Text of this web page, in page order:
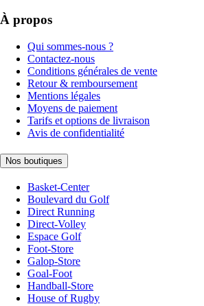
À propos
Qui sommes-nous ?
Contactez-nous
Conditions générales de vente
Retour & remboursement
Mentions légales
Moyens de paiement
Tarifs et options de livraison
Avis de confidentialité
Nos boutiques
Basket-Center
Boulevard du Golf
Direct Running
Direct-Volley
Espace Golf
Foot-Store
Galop-Store
Goal-Foot
Handball-Store
House of Rugby